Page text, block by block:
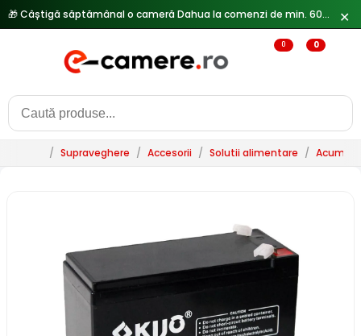
✕
0 0
/ Supraveghere / Accesorii / Solutii alimentare /